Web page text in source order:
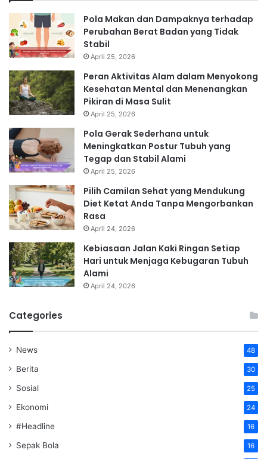
Pola Makan dan Dampaknya terhadap
Perubahan Berat Badan yang Tidak
Stabil
April 25, 2026
Peran Aktivitas Alam dalam Menyokong
Kesehatan Mental dan Menenangkan
Pikiran di Masa Sulit
April 25, 2026
Pola Gerak Sederhana untuk
Meningkatkan Postur Tubuh yang
Tegap dan Stabil Alami
April 25, 2026
Pilih Camilan Sehat yang Mendukung
Diet Ketat Anda Tanpa Mengorbankan
Rasa
April 24, 2026
Kebiasaan Jalan Kaki Ringan Setiap
Hari untuk Menjaga Kebugaran Tubuh
Alami
April 24, 2026
Categories
News 48
Berita 30
Sosial 25
Ekonomi 24
#Headline 16
Sepak Bola 16